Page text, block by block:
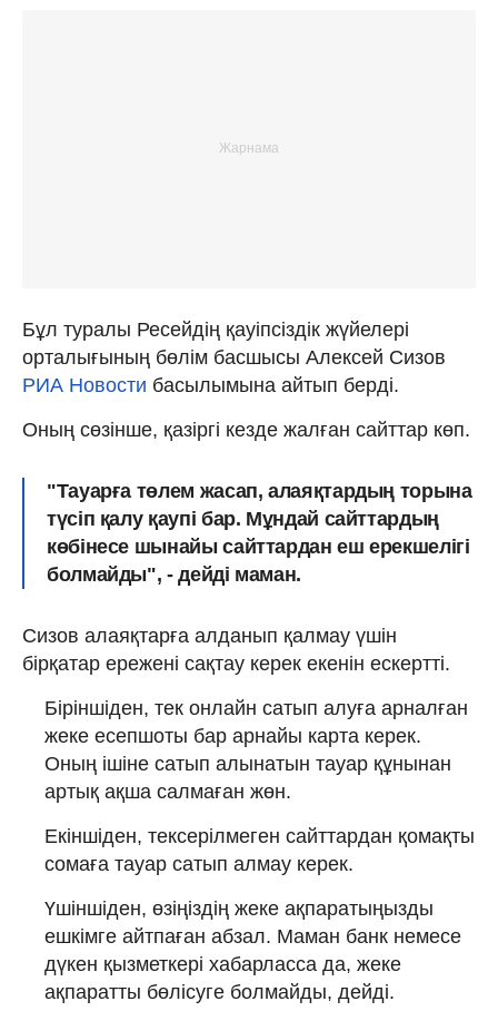
Бұл туралы Ресейдің қауіпсіздік жүйелері
орталығының бөлім басшысы Алексей Сизов
РИА Новости басылымына айтып берді.
Оның сөзінше, қазіргі кезде жалған сайттар көп.
"Тауарға төлем жасап, алаяқтардың торына
түсіп қалу қаупі бар. Мұндай сайттардың
көбінесе шынайы сайттардан еш ерекшелігі
болмайды", - дейді маман.
Сизов алаяқтарға алданып қалмау үшін
бірқатар ережені сақтау керек екенін ескертті.
Біріншіден, тек онлайн сатып алуға арналған
жеке есепшоты бар арнайы карта керек.
Оның ішіне сатып алынатын тауар құнынан
артық ақша салмаған жөн.
Екіншіден, тексерілмеген сайттардан қомақты
сомаға тауар сатып алмау керек.
Үшіншіден, өзіңіздің жеке ақпаратыңызды
ешкімге айтпаған абзал. Маман банк немесе
дүкен қызметкері хабарласса да, жеке
ақпаратты бөлісуге болмайды, дейді.